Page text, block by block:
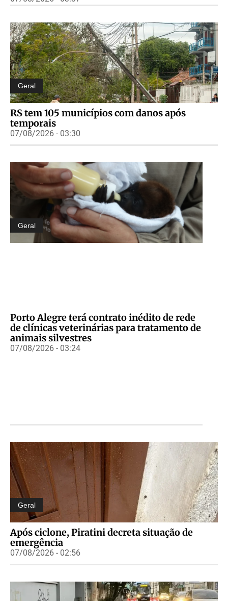
Geral
RS tem 105 municípios com danos após
temporais
07/08/2026 - 03:30
Geral
Porto Alegre terá contrato inédito de rede
de clínicas veterinárias para tratamento de
animais silvestres
07/08/2026 - 03:24
Geral
Após ciclone, Piratini decreta situação de
emergência
07/08/2026 - 02:56